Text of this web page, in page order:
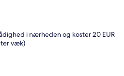
i nærheden og koster 20 EUR
væk)